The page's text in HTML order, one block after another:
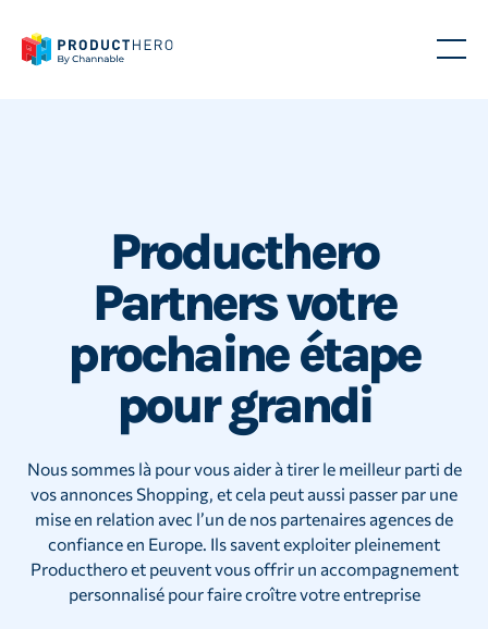
Producthero
Partners votre
prochaine étape
pour grandi
Nous sommes là pour vous aider à tirer le meilleur parti de
vos annonces Shopping, et cela peut aussi passer par une
mise en relation avec l’un de nos partenaires agences de
confiance en Europe. Ils savent exploiter pleinement
Producthero et peuvent vous offrir un accompagnement
personnalisé pour faire croître votre entreprise